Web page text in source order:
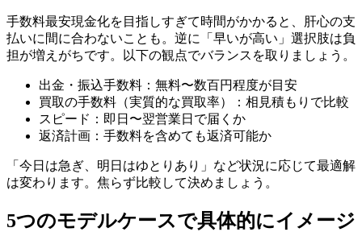
手数料最安現金化を目指しすぎて時間がかかると、肝心の支
払いに間に合わないことも。逆に「早いが高い」選択肢は負
担が増えがちです。以下の観点でバランスを取りましょう。
出金・振込手数料：無料〜数百円程度が目安
買取の手数料（実質的な買取率）：相見積もりで比較
スピード：即日〜翌営業日で届くか
返済計画：手数料を含めても返済可能か
「今日は急ぎ、明日はゆとりあり」など状況に応じて最適解
は変わります。焦らず比較して決めましょう。
5つのモデルケースで具体的にイメージ